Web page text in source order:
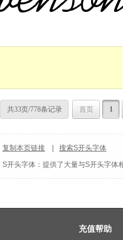
共33页/778条记录 首页 1
复制本页链接
搜索S开头字体
S开头字体 ：提供了大量与S开头字
充值帮助